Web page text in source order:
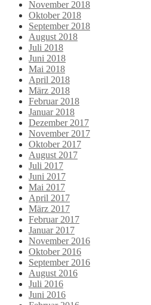
November 2018
Oktober 2018
September 2018
August 2018
Juli 2018
Juni 2018
Mai 2018
April 2018
März 2018
Februar 2018
Januar 2018
Dezember 2017
November 2017
Oktober 2017
August 2017
Juli 2017
Juni 2017
Mai 2017
April 2017
März 2017
Februar 2017
Januar 2017
November 2016
Oktober 2016
September 2016
August 2016
Juli 2016
Juni 2016